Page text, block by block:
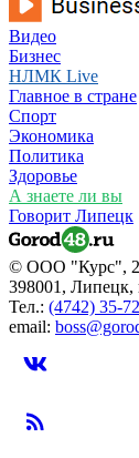
Видео
Бизнес
НЛМК Live
Главное в стране
Спорт
Экономика
Политика
Здоровье
А знаете ли вы
Говорит Липецк
© ООО "Курс",
398001,
Тел.: (4742) 35-
email: